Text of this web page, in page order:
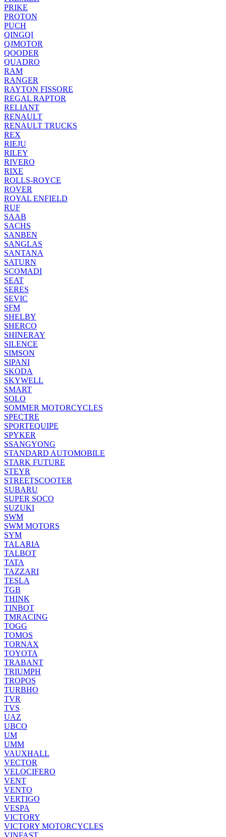
PRIKE
PROTON
PUCH
QINGQI
QJMOTOR
QOODER
QUADRO
RAM
RANGER
RAYTON FISSORE
REGAL RAPTOR
RELIANT
RENAULT
RENAULT TRUCKS
REX
RIEJU
RILEY
RIVERO
RIXE
ROLLS-ROYCE
ROVER
ROYAL ENFIELD
RUF
SAAB
SACHS
SANBEN
SANGLAS
SANTANA
SATURN
SCOMADI
SEAT
SERES
SEVIC
SFM
SHELBY
SHERCO
SHINERAY
SILENCE
SIMSON
SIPANI
SKODA
SKYWELL
SMART
SOLO
SOMMER MOTORCYCLES
SPECTRE
SPORTEQUIPE
SPYKER
SSANGYONG
STANDARD AUTOMOBILE
STARK FUTURE
STEYR
STREETSCOOTER
SUBARU
SUPER SOCO
SUZUKI
SWM
SWM MOTORS
SYM
TALARIA
TALBOT
TATA
TAZZARI
TESLA
TGB
THINK
TINBOT
TMRACING
TOGG
TOMOS
TORNAX
TOYOTA
TRABANT
TRIUMPH
TROPOS
TURBHO
TVR
TVS
UAZ
UBCO
UM
UMM
VAUXHALL
VECTOR
VELOCIFERO
VENT
VENTO
VERTIGO
VESPA
VICTORY
VICTORY MOTORCYCLES
VINFAST